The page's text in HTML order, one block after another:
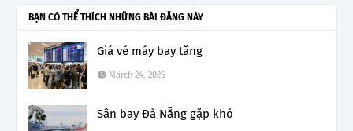
BẠN CÓ THỂ THÍCH NHỮNG BÀI ĐĂNG NÀY
Giá vé máy bay tăng
March 24, 2026
Sân bay Đà Nẵng gặp khó